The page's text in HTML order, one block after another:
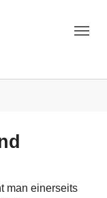
man einerseits